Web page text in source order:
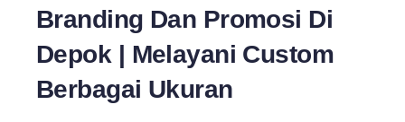
Branding Dan Promosi Di
Depok | Melayani Custom
Berbagai Ukuran